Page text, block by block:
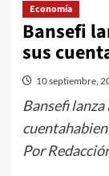
Economía
Bansefi
sus
10 septiembre,
Bansefi
Por